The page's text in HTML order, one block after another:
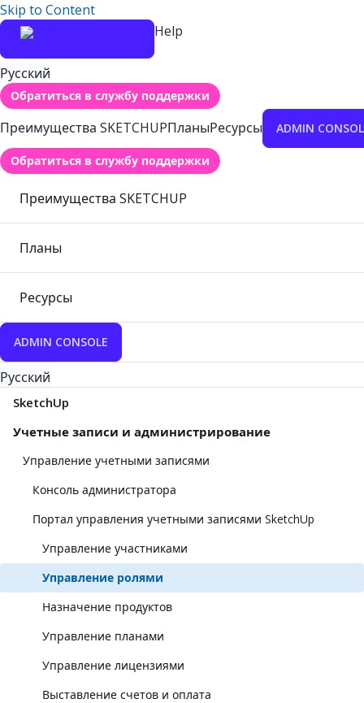
Skip to Content
Help
Русский
Обратиться в службу поддержки
Преимущества SKETCHUPПланыРесурсы ADMIN
Обратиться в службу поддержки
Преимущества SKETCHUP
Планы
Ресурсы
ADMIN CONSOLE
Русский
SketchUp
Учетные записи и администрирование
Управление учетными записями
Консоль администратора
Портал управления учетными записями SketchUp
Управление участниками
Управление ролями
Назначение продуктов
Управление планами
Управление лицензиями
Выставление счетов и оплата